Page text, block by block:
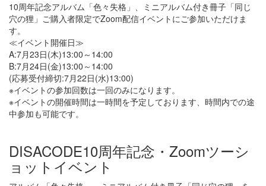
10周年記念アルバム「色々失格」、ミニアルバム付き冊子「同じ
穴の狸」ご購入者限定でZoom配信イベントにご参加いただけま
す。
≪イベント開催日≫
A:7月23日(木)13:00～14:00
B:7月24日(金)13:00～14:00
(応募受付締切:7月22日(水)13:00)
※イベントの参加回数は一回のみになります。
※イベントの開催時間は一時間を予定しております、時間内での途
中参加も可能です。
DISACODE10周年記念・Zoomツーシ
ョットイベント